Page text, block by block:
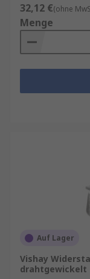
32,12 €(ohne
Menge
Auf Lager
Vishay
drahtgewickelt